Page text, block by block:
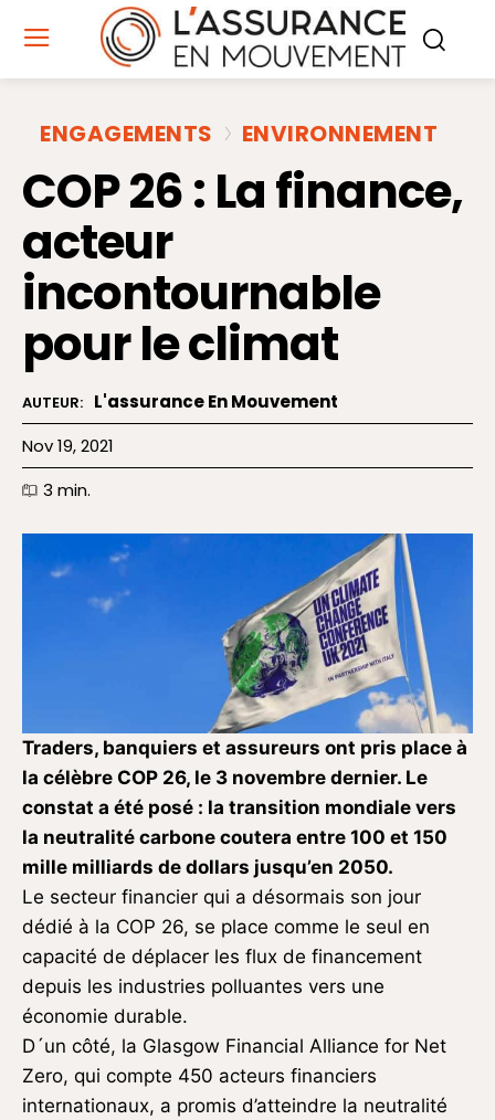
ENGAGEMENTS ENVIRONNEMENT
COP 26 : La finance,
acteur
incontournable
pour le climat
AUTEUR: L'assurance En Mouvement
Nov 19, 2021
3 min.
Traders, banquiers et assureurs ont pris place à
la célèbre COP 26, le 3 novembre dernier. Le
constat a été posé : la transition mondiale vers
la neutralité carbone coutera entre 100 et 150
mille milliards de dollars jusqu’en 2050.
Le secteur financier qui a désormais son jour
dédié à la COP 26, se place comme le seul en
capacité de déplacer les flux de financement
depuis les industries polluantes vers une
économie durable.
D´un côté, la Glasgow Financial Alliance for Net
Zero, qui compte 450 acteurs financiers
internationaux, a promis d’atteindre la neutralité